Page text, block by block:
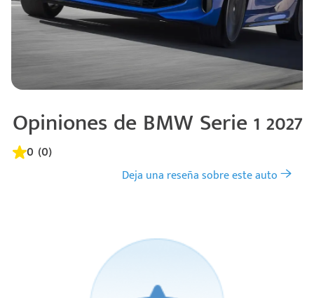
Código
Postal
Ingresar
Opiniones de BMW Serie 1 2027
0 (0)
Deja una reseña sobre este auto